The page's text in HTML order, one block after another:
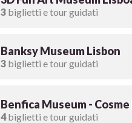
3biglietti e tour guidati
Banksy Museum Lisbon
3biglietti e tour guidati
Benfica Museum - Cosme
4biglietti e tour guidati